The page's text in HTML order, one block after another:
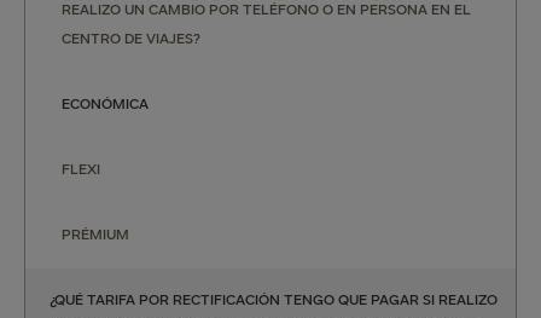
REALIZO UN CAMBIO POR TELÉFONO O EN PERSONA EN EL
CENTRO DE VIAJES?
ECONÓMICA
FLEXI
PRÉMIUM
¿QUÉ TARIFA POR RECTIFICACIÓN TENGO QUE PAGAR SI REALIZO